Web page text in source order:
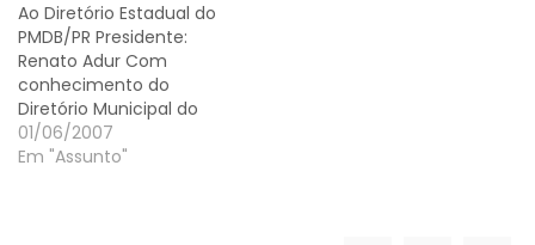
Ao Diretório Estadual do
PMDB/PR Presidente:
Renato Adur Com
conhecimento do
Diretório Municipal do
PMDB/PR Presidente:
Doático Santos Curitiba
01/06/2007
Em "Assunto"